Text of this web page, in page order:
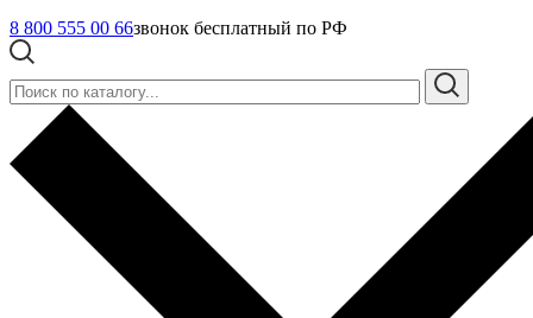
8 800 555 00 66звонок бесплатный по РФ